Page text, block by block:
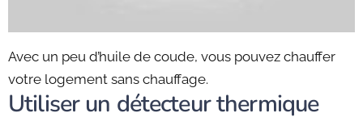
Avec un peu d’huile de coude, vous pouvez chauffer
votre logement sans chauffage.
Utiliser un détecteur thermique